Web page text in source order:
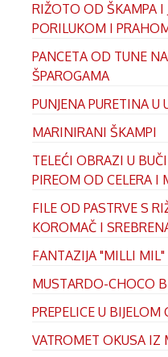
RIŽOTO OD ŠKAMPA I
PORILUKOM I
PANCETA OD TUNE
ŠPAROGAMA
PUNJENA PURETINA
MARINIRANI ŠKAMPI
TELEĆI OBRAZI U
PIREOM OD CELERA I
FILE OD PASTRVE S
KOROMAČ I
FANTAZIJA "MILLI MIL"
MUSTARDO-CHOCO
PREPELICE U BIJELOM
VATROMET OKUSA IZ